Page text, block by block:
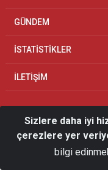
GÜNDEM
İSTATİSTİKLER
İLETİŞİM
© 2026 Çankırı İl Göç
Sizlere daha iyi
çerezlere yer
bilgi